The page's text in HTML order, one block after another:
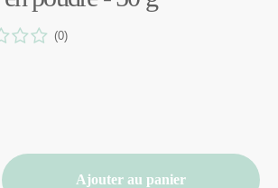
(0)
Ajouter au panier